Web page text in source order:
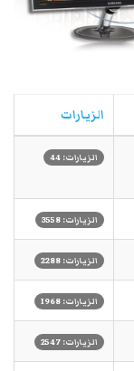
الزيارات
الزيارات: 44
الزيارات: 3558
الزيارات: 2288
الزيارات: 1968
الزيارات: 2547